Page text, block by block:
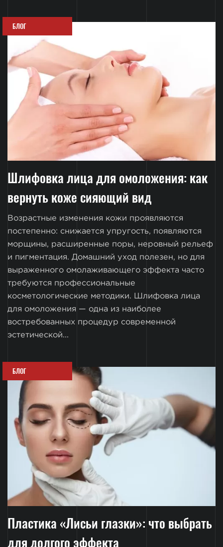
БЛОГ
Шлифовка лица для омоложения: как
вернуть коже сияющий вид
Возрастные изменения кожи проявляются
постепенно: снижается упругость, появляются
морщины, расширенные поры, неровный рельеф
и пигментация. Домашний уход полезен, но для
выраженного омолаживающего эффекта часто
требуются профессиональные
косметологические методики. Шлифовка лица
для омоложения — одна из наиболее
востребованных процедур современной
эстетической...
БЛОГ
Пластика «Лисьи глазки»: что выбрать
для долгого эффекта